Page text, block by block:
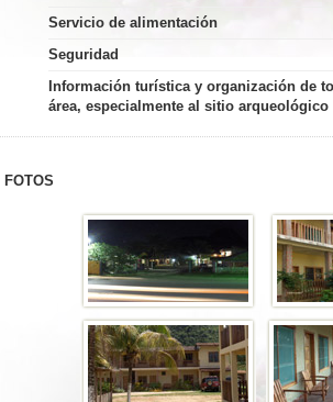
Servicio de alimentación
Seguridad
Información turística y organización de
área, especialmente al sitio arqueológico
FOTOS